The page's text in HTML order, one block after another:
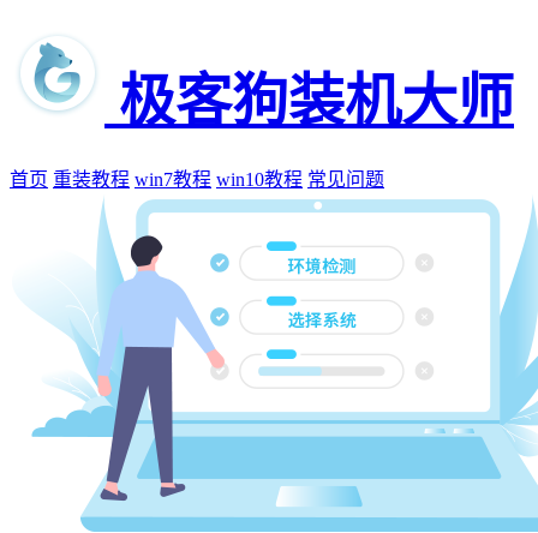
极客狗装机大师
首页 重装教程 win7教程 win10教程 常见问题